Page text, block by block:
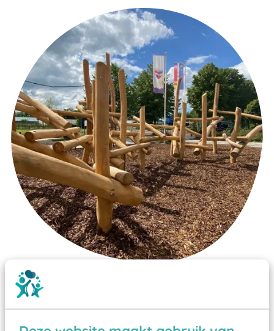
Wist je dat:
Vanaf een valhoogte van 1,5 meter een speciale
valondergrond onder speeltoestellen verplicht is